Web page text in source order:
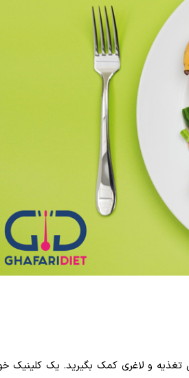
تغذیه و لاغری کمک بگیرید. یک کلینیک